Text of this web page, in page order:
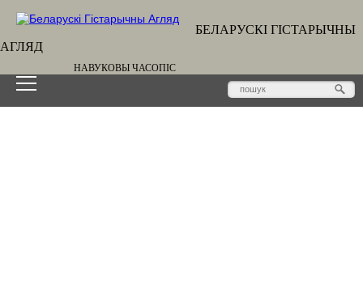
БЕЛАРУСКІ ГІСТАРЫЧНЫ
АГЛЯД
НАВУКОВЫ ЧАСОПІС